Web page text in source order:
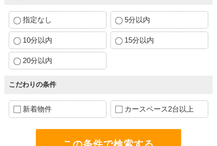
指定なし 5分以内
10分以内 15分以内
20分以内
こだわりの条件
新着物件 カースペース2台以上